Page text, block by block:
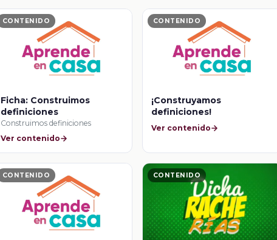
CONTENIDO
Ficha: Construimos
definiciones
Construimos definiciones
Ver contenido
CONTENIDO
¡Construyamos
definiciones!
Ver contenido
CONTENIDO CONTENIDO